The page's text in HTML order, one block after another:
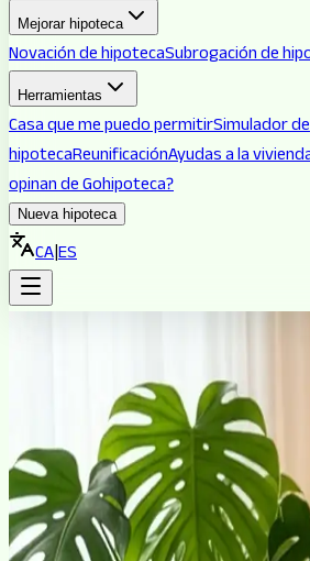
Mejorar hipoteca
Novación de hipotecaSubrogación de
Herramientas
Casa que me puedo permitirSimulador de
hipotecaReunificaciónAyudas a la
opinan de Gohipoteca?
Nueva hipoteca
CA|ES